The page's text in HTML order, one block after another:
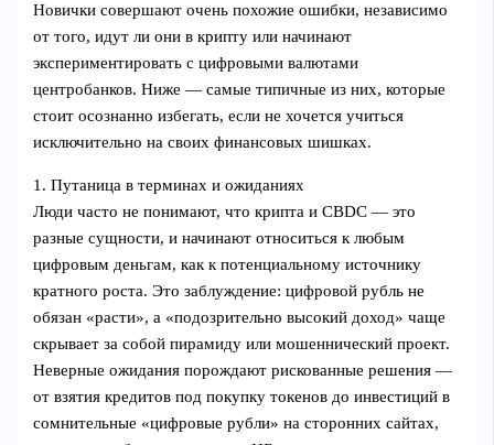
Новички совершают очень похожие ошибки, независимо
от того, идут ли они в крипту или начинают
экспериментировать с цифровыми валютами
центробанков. Ниже — самые типичные из них, которые
стоит осознанно избегать, если не хочется учиться
исключительно на своих финансовых шишках.
1. Путаница в терминах и ожиданиях
Люди часто не понимают, что крипта и CBDC — это
разные сущности, и начинают относиться к любым
цифровым деньгам, как к потенциальному источнику
кратного роста. Это заблуждение: цифровой рубль не
обязан «расти», а «подозрительно высокий доход» чаще
скрывает за собой пирамиду или мошеннический проект.
Неверные ожидания порождают рискованные решения —
от взятия кредитов под покупку токенов до инвестиций в
сомнительные «цифровые рубли» на сторонних сайтах,